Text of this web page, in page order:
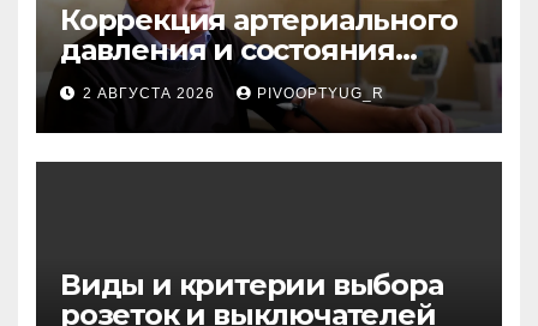
Коррекция артериального
давления и состояния
сосудов в профилактике
инсульта
2 АВГУСТА 2026 PIVOOPTYUG_R
Виды и критерии выбора
розеток и выключателей